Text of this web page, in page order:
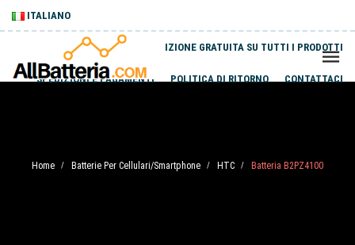
ITALIANO
SPEDIZIONE GRATUITA SU TUTTI I PRODOTTI
SPEDIZIONI E PAGAMENTI POLITICA DI RITORNO CONTATTACI
Home / Batterie Per Cellulari/Smartphone / HTC / Batteria B2PZ4100